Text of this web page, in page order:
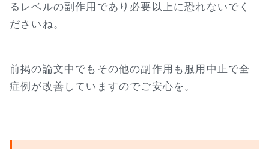
るレベルの副作用であり必要以上に恐れないでく
ださいね。
前掲の論文中でもその他の副作用も服用中止で全
症例が改善していますのでご安心を。